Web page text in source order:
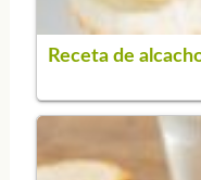
Receta de